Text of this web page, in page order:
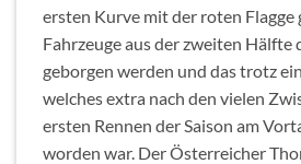
ersten Kurve mit der roten
Fahrzeuge aus der zweiten Hälfte
geborgen werden und das trotz
welches extra nach den vielen
ersten Rennen der Saison am
worden war. Der Österreicher